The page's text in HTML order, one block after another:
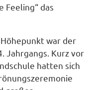
Feeling“ das
war der
Jahrgangs. Kurz vor
hatten sich